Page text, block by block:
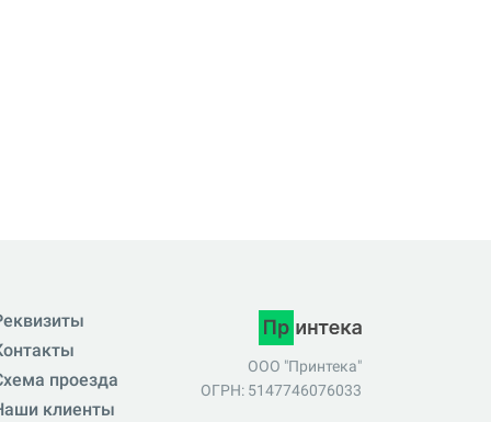
проезда
клиенты
ООО "Принтека"
ОГРН: 5147746076033